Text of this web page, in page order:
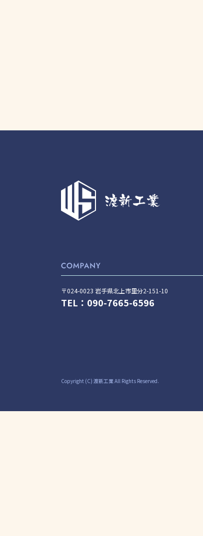
〒024-0023 岩手県北上市里分2-151-10
TEL：090-7665-6596
Copyright (C) 渡新工業 All Rights Reserved.